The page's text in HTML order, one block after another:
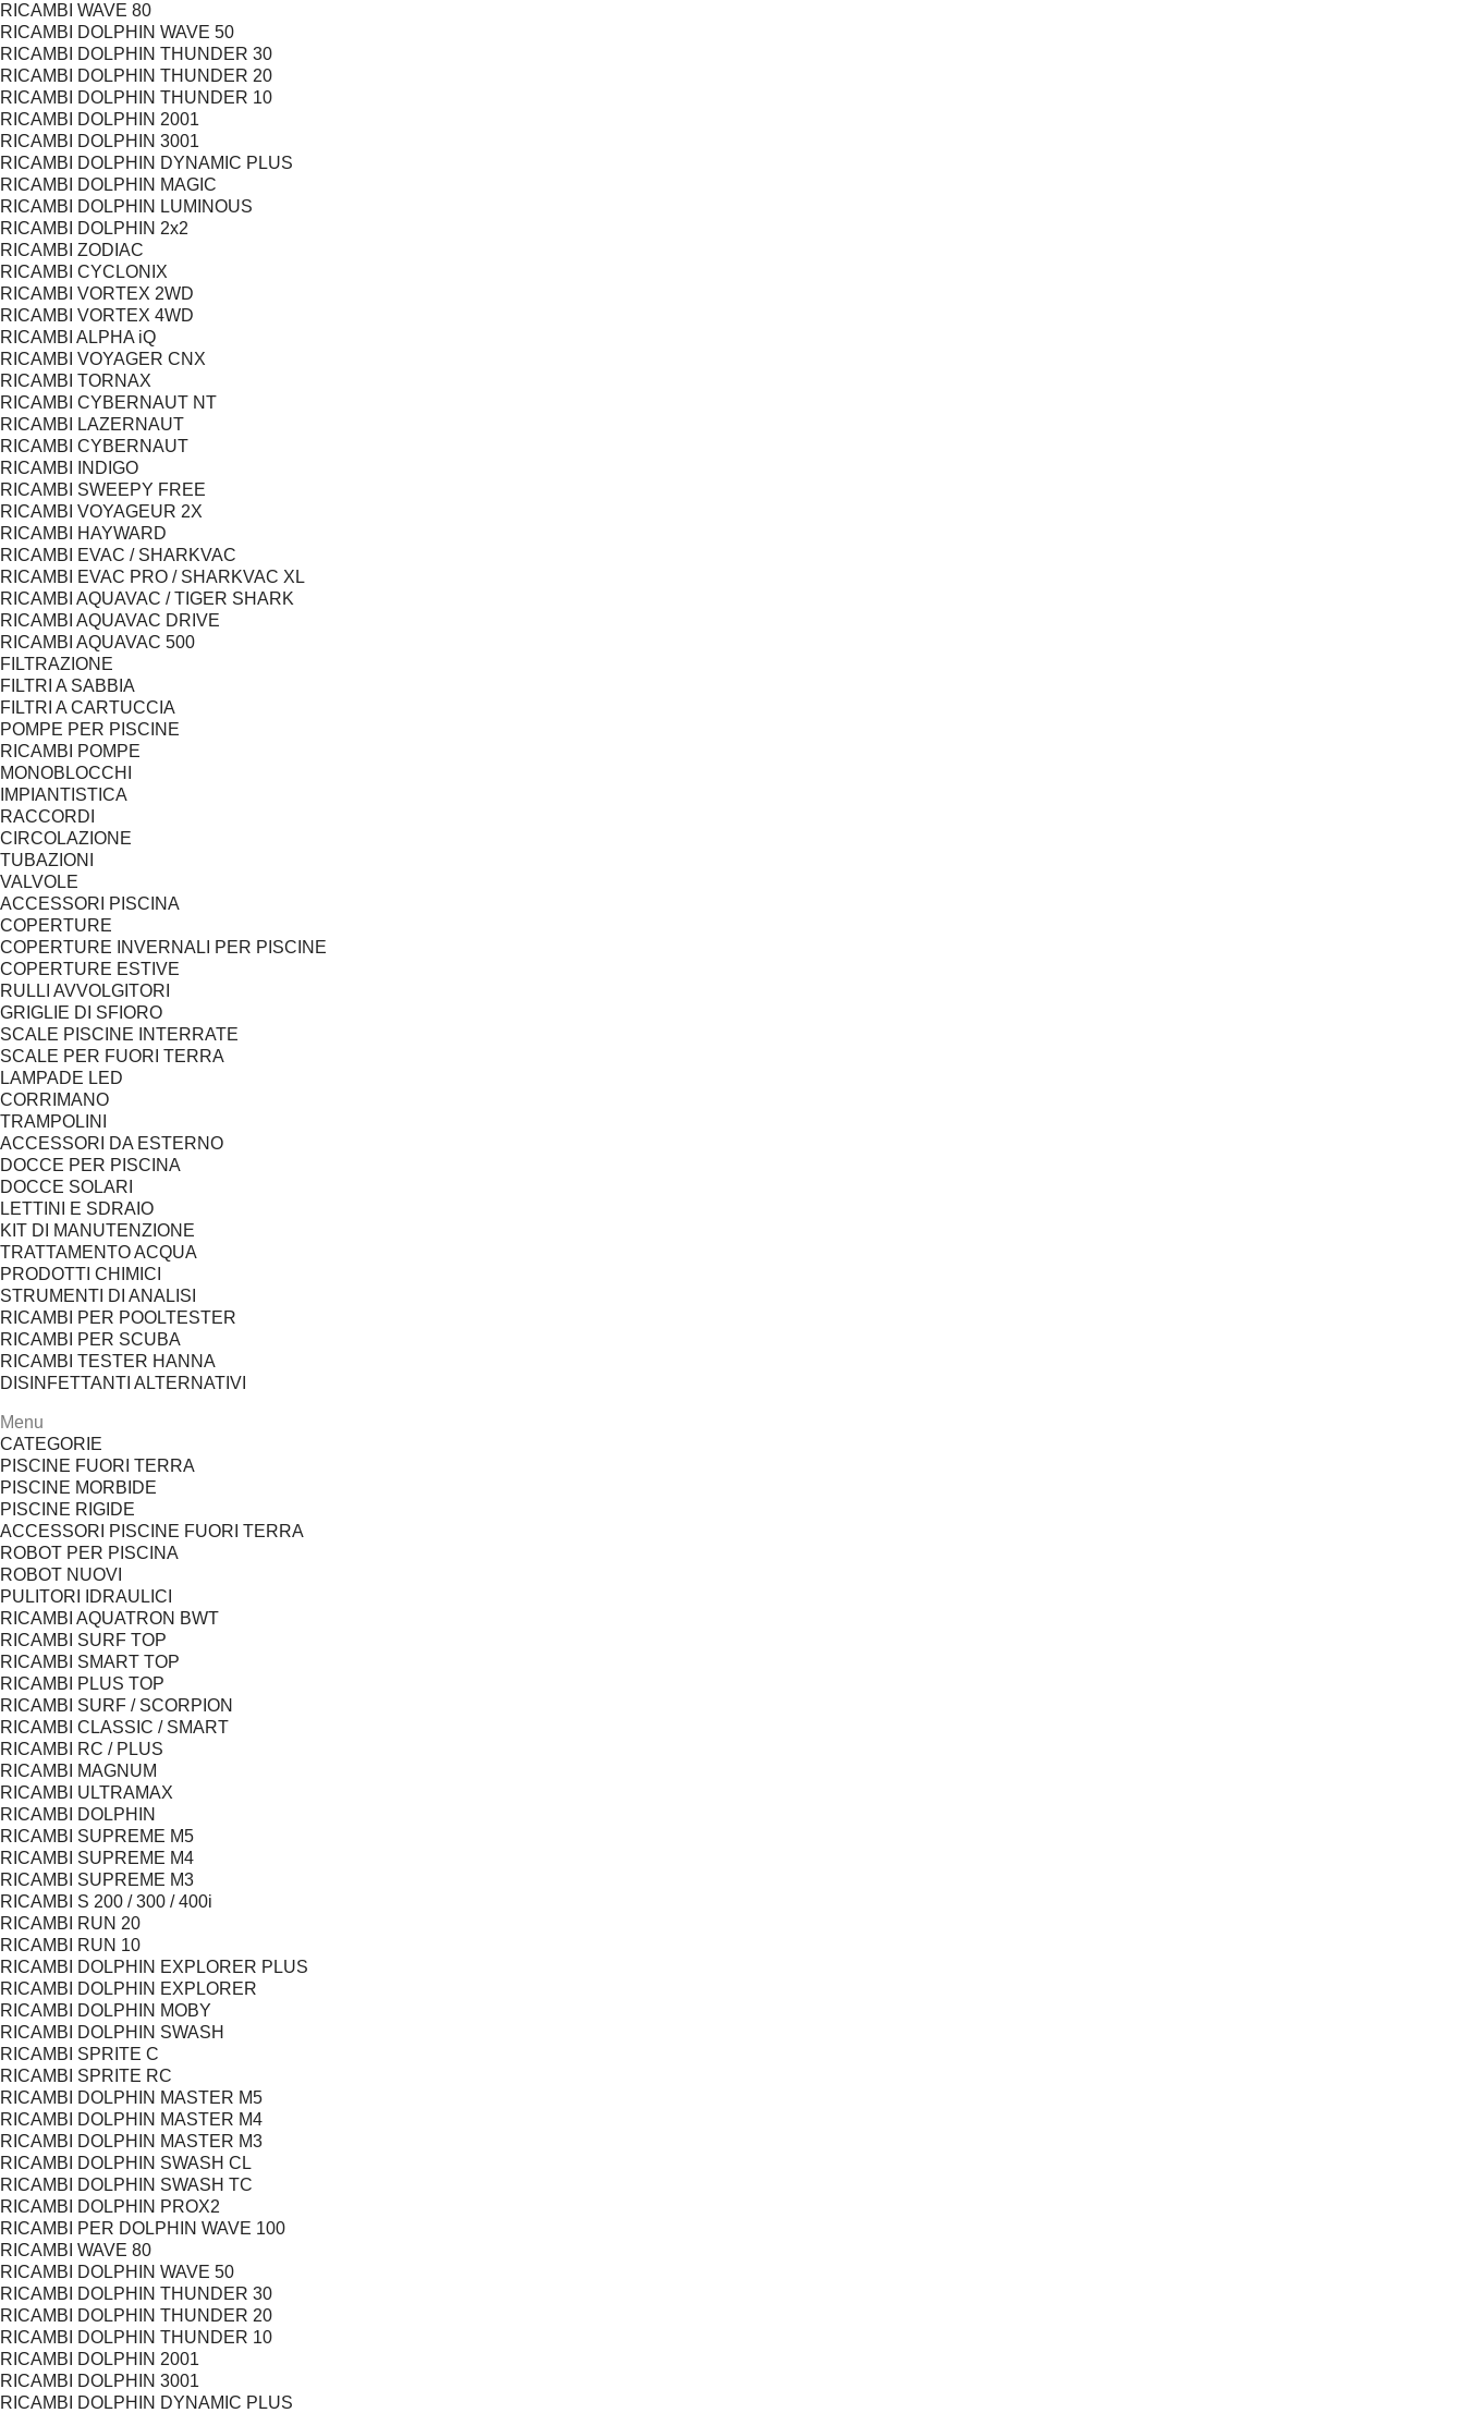
RICAMBI WAVE 80
RICAMBI DOLPHIN WAVE 50
RICAMBI DOLPHIN THUNDER 30
RICAMBI DOLPHIN THUNDER 20
RICAMBI DOLPHIN THUNDER 10
RICAMBI DOLPHIN 2001
RICAMBI DOLPHIN 3001
RICAMBI DOLPHIN DYNAMIC PLUS
RICAMBI DOLPHIN MAGIC
RICAMBI DOLPHIN LUMINOUS
RICAMBI DOLPHIN 2x2
RICAMBI ZODIAC
RICAMBI CYCLONIX
RICAMBI VORTEX 2WD
RICAMBI VORTEX 4WD
RICAMBI ALPHA iQ
RICAMBI VOYAGER CNX
RICAMBI TORNAX
RICAMBI CYBERNAUT NT
RICAMBI LAZERNAUT
RICAMBI CYBERNAUT
RICAMBI INDIGO
RICAMBI SWEEPY FREE
RICAMBI VOYAGEUR 2X
RICAMBI HAYWARD
RICAMBI EVAC / SHARKVAC
RICAMBI EVAC PRO / SHARKVAC XL
RICAMBI AQUAVAC / TIGER SHARK
RICAMBI AQUAVAC DRIVE
RICAMBI AQUAVAC 500
FILTRAZIONE
FILTRI A SABBIA
FILTRI A CARTUCCIA
POMPE PER PISCINE
RICAMBI POMPE
MONOBLOCCHI
IMPIANTISTICA
RACCORDI
CIRCOLAZIONE
TUBAZIONI
VALVOLE
ACCESSORI PISCINA
COPERTURE
COPERTURE INVERNALI PER PISCINE
COPERTURE ESTIVE
RULLI AVVOLGITORI
GRIGLIE DI SFIORO
SCALE PISCINE INTERRATE
SCALE PER FUORI TERRA
LAMPADE LED
CORRIMANO
TRAMPOLINI
ACCESSORI DA ESTERNO
DOCCE PER PISCINA
DOCCE SOLARI
LETTINI E SDRAIO
KIT DI MANUTENZIONE
TRATTAMENTO ACQUA
PRODOTTI CHIMICI
STRUMENTI DI ANALISI
RICAMBI PER POOLTESTER
RICAMBI PER SCUBA
RICAMBI TESTER HANNA
DISINFETTANTI ALTERNATIVI
Menu
CATEGORIE
PISCINE FUORI TERRA
PISCINE MORBIDE
PISCINE RIGIDE
ACCESSORI PISCINE FUORI TERRA
ROBOT PER PISCINA
ROBOT NUOVI
PULITORI IDRAULICI
RICAMBI AQUATRON BWT
RICAMBI SURF TOP
RICAMBI SMART TOP
RICAMBI PLUS TOP
RICAMBI SURF / SCORPION
RICAMBI CLASSIC / SMART
RICAMBI RC / PLUS
RICAMBI MAGNUM
RICAMBI ULTRAMAX
RICAMBI DOLPHIN
RICAMBI SUPREME M5
RICAMBI SUPREME M4
RICAMBI SUPREME M3
RICAMBI S 200 / 300 / 400i
RICAMBI RUN 20
RICAMBI RUN 10
RICAMBI DOLPHIN EXPLORER PLUS
RICAMBI DOLPHIN EXPLORER
RICAMBI DOLPHIN MOBY
RICAMBI DOLPHIN SWASH
RICAMBI SPRITE C
RICAMBI SPRITE RC
RICAMBI DOLPHIN MASTER M5
RICAMBI DOLPHIN MASTER M4
RICAMBI DOLPHIN MASTER M3
RICAMBI DOLPHIN SWASH CL
RICAMBI DOLPHIN SWASH TC
RICAMBI DOLPHIN PROX2
RICAMBI PER DOLPHIN WAVE 100
RICAMBI WAVE 80
RICAMBI DOLPHIN WAVE 50
RICAMBI DOLPHIN THUNDER 30
RICAMBI DOLPHIN THUNDER 20
RICAMBI DOLPHIN THUNDER 10
RICAMBI DOLPHIN 2001
RICAMBI DOLPHIN 3001
RICAMBI DOLPHIN DYNAMIC PLUS